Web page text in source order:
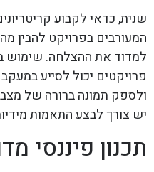
שנית, כדאי לקבוע
המעורבים בפרויקט להבין
למדוד את ההצלחה. שימוש
פרויקטים יכול לסייע
ולספק תמונה ברורה של
יש צורך לבצע התאמות
תכנון פיננסי